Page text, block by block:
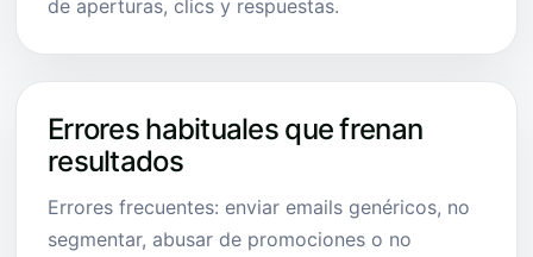
de aperturas, clics y respuestas.
Errores habituales que frenan
resultados
Errores frecuentes: enviar emails genéricos, no
segmentar, abusar de promociones o no